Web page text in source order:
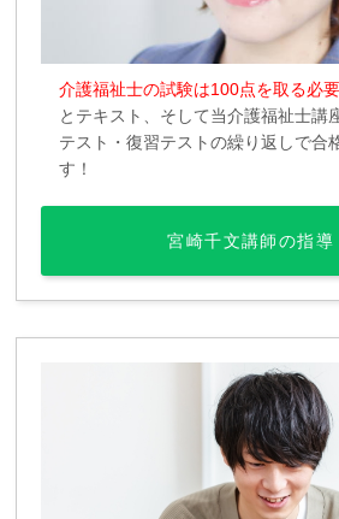
介護福祉士の試験は100点を取る必
とテキスト、そして当介護福祉士講
テスト・復習テストの繰り返しで合
す！
宮崎千文講師の指導